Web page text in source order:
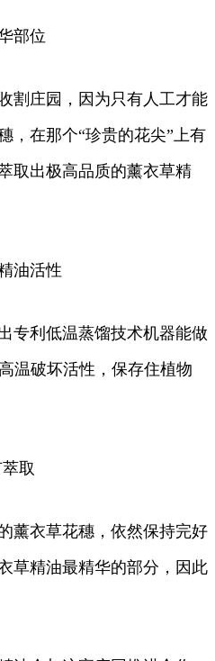
部位
割庄园，因为只有人工才能
，在那个“珍贵的花尖”上有
取出极高品质的薰衣草精
油活性
专利低温蒸馏技术机器能做
温破坏活性，保存住植物
取
薰衣草花穗，依然保持完好
草精油最精华的部分，因此